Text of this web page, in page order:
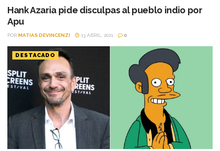
otras series animadas para adultos que destacan y...
Hank Azaria pide disculpas al pueblo indio por
Apu
POR MATIAS DEVINCENZI 13 ABRIL, 2021 0
DESTACADO